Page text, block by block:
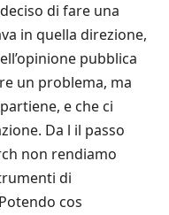
di fare una
in quella direzione,
pubblica
un problema, ma
e che ci
Da l il passo
non rendiamo
di
cos